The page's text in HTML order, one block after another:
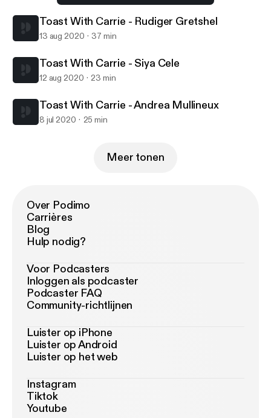
Toast with Carrie Adams
Toast With Carrie - Rudiger Gretshel
13 aug 2020 37 min
Toast With Carrie - Siya Cele
12 aug 2020 23 min
Toast With Carrie - Andrea Mullineux
8 jul 2020 25 min
Meer tonen
Over Podimo
Carrières
Blog
Hulp nodig?
Voor Podcasters
Inloggen als podcaster
Podcaster FAQ
Community-richtlijnen
Luister op iPhone
Luister op Android
Luister op het web
Instagram
Tiktok
Youtube